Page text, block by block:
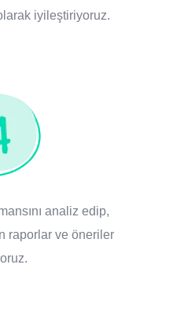
iyileştiriyoruz.
analiz edip,
raporlar ve öneriler